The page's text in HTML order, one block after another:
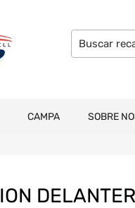
CAMPA SOBRE